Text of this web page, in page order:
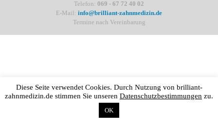
Telefon: 069 - 67 72 40 02
E-Mail: info@brilliant-zahnmedizin.de
Termine nach Vereinbarung
Diese Seite verwendet Cookies. Durch Nutzung von brilliant-
zahnmedizin.de stimmen Sie unseren Datenschutzbestimmungen zu.
OK